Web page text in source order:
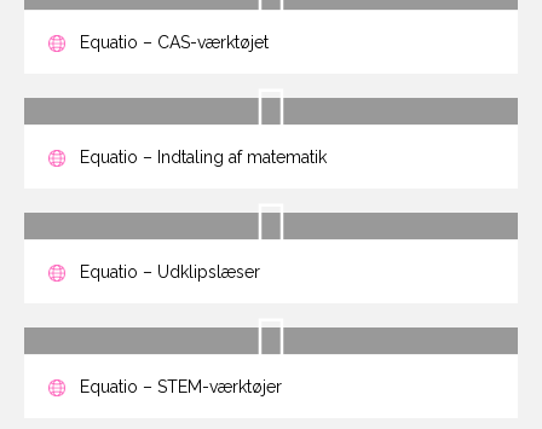
Equatio – CAS-værktøjet
Equatio – Indtaling af matematik
Equatio – Udklipslæser
Equatio – STEM-værktøjer